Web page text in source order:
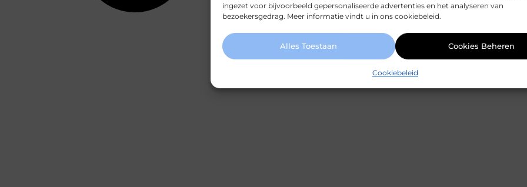
ingezet voor bijvoorbeeld gepersonaliseerde advertenties en het analyseren van
bezoekersgedrag. Meer informatie vindt u in ons cookiebeleid.
Alles Toestaan Cookies Beheren
Cookiebeleid